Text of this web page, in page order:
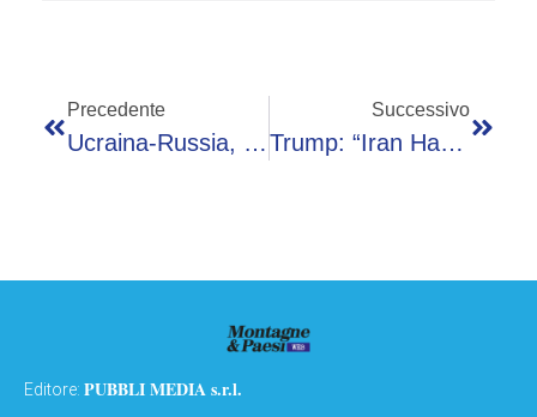
Precedente
Ucraina-Russia, La Guerra Hi-Tech Di Kiev Ha Fermato Putin: L’analisi
Successivo
Trump: “Iran Ha Pochi Giorni, Sono Pronto A Colpire”. Teheran Si Prepara Alla Guerra
Editore: PUBBLI MEDIA s.r.l.